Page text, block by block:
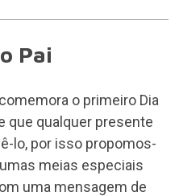
Pai
o primeiro Dia
que qualquer presente
lo, por isso propomos-
meias especiais
uma mensagem de